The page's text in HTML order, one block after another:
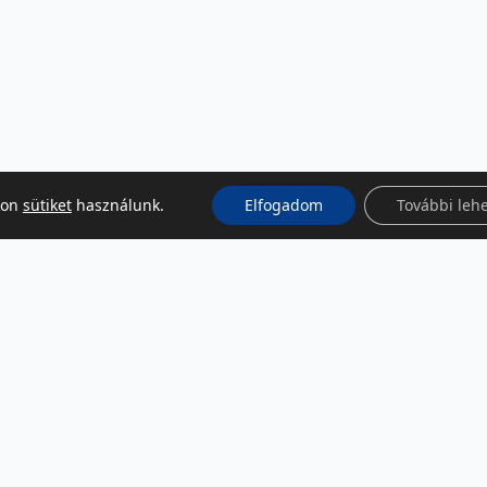
sütikethasználunk. Elfogadom További